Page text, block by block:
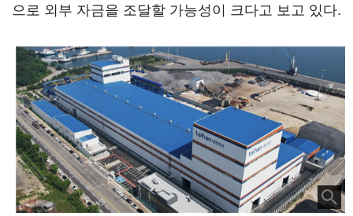
으로 외부 자금을 조달할 가능성이 크다고 보고 있다.